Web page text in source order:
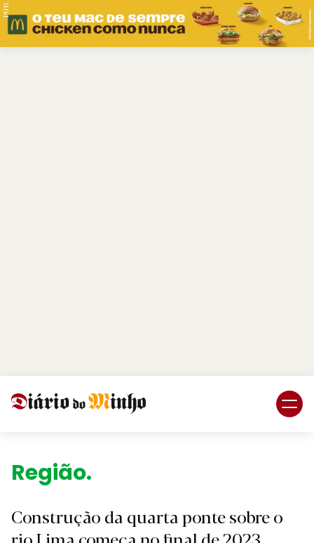
PUB.
Região.
Construção da quarta ponte sobre o